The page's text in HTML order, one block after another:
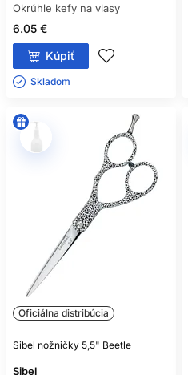
Okrúhle kefy na vlasy
6.05 €
Kúpiť
Skladom ㅤ
Oficiálna distribúcia
Sibel nožničky 5,5" Beetle
Sibel